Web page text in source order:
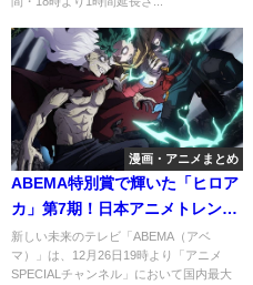
漫画・アニメまとめ
ABEMA特別賞で輝いた「ヒロア
カ」第7期！日本アニメトレンド
大賞2024を振り返る
新しい未来のテレビ「ABEMA（アベ
マ）」は、12月26日19時より「アニメ
SPECIALチャンネル」において国内最大